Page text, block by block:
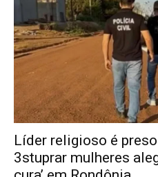
Líder religioso é
3stuprar mulheres